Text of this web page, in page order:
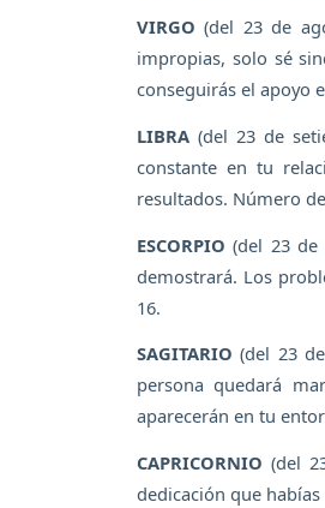
VIRGO (del 23 de
impropias, solo sé
conseguirás el apoyo
LIBRA (del 23 de
constante en tu
resultados. Número
ESCORPIO (del 23
demostrará. Los
16.
SAGITARIO (del 23
persona quedará
aparecerán en tu
CAPRICORNIO (del
dedicación que